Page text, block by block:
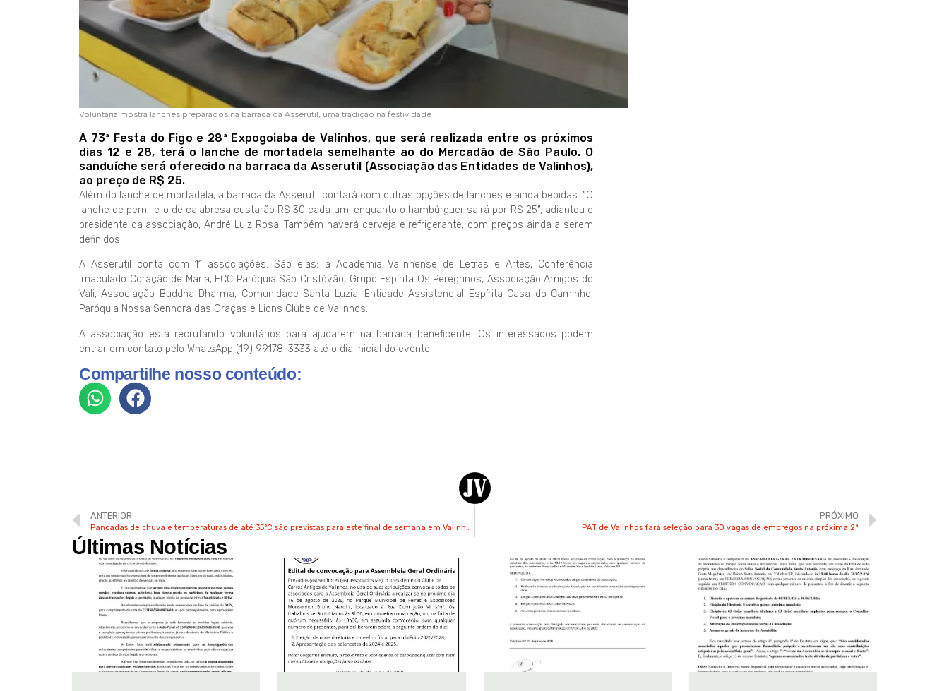
Voluntária mostra lanches preparados na barraca da Asserutil, uma tradição na festividade
A 73ª Festa do Figo e 28ª Expogoiaba de Valinhos, que será realizada entre os próximos
dias 12 e 28, terá o lanche de mortadela semelhante ao do Mercadão de São Paulo. O
sanduíche será oferecido na barraca da Asserutil (Associação das Entidades de Valinhos),
ao preço de R$ 25.
Além do lanche de mortadela, a barraca da Asserutil contará com outras opções de lanches e ainda bebidas. “O
lanche de pernil e o de calabresa custarão R$ 30 cada um, enquanto o hambúrguer sairá por R$ 25”, adiantou o
presidente da associação, André Luiz Rosa. Também haverá cerveja e refrigerante, com preços ainda a serem
definidos.
A Asserutil conta com 11 associações. São elas: a Academia Valinhense de Letras e Artes, Conferência
Imaculado Coração de Maria, ECC Paróquia São Cristóvão, Grupo Espírita Os Peregrinos, Associação Amigos do
Vali, Associação Buddha Dharma, Comunidade Santa Luzia, Entidade Assistencial Espírita Casa do Caminho,
Paróquia Nossa Senhora das Graças e Lions Clube de Valinhos.
A associação está recrutando voluntários para ajudarem na barraca beneficente. Os interessados podem
entrar em contato pelo WhatsApp (19) 99178-3333 até o dia inicial do evento.
Compartilhe nosso conteúdo:
ANTERIOR
Pancadas de chuva e temperaturas de até 35°C são previstas para este final de semana em Valinhos
PRÓXIMO
PAT de Valinhos fará seleção para 30 vagas de empregos na próxima 2ª
Últimas Notícias